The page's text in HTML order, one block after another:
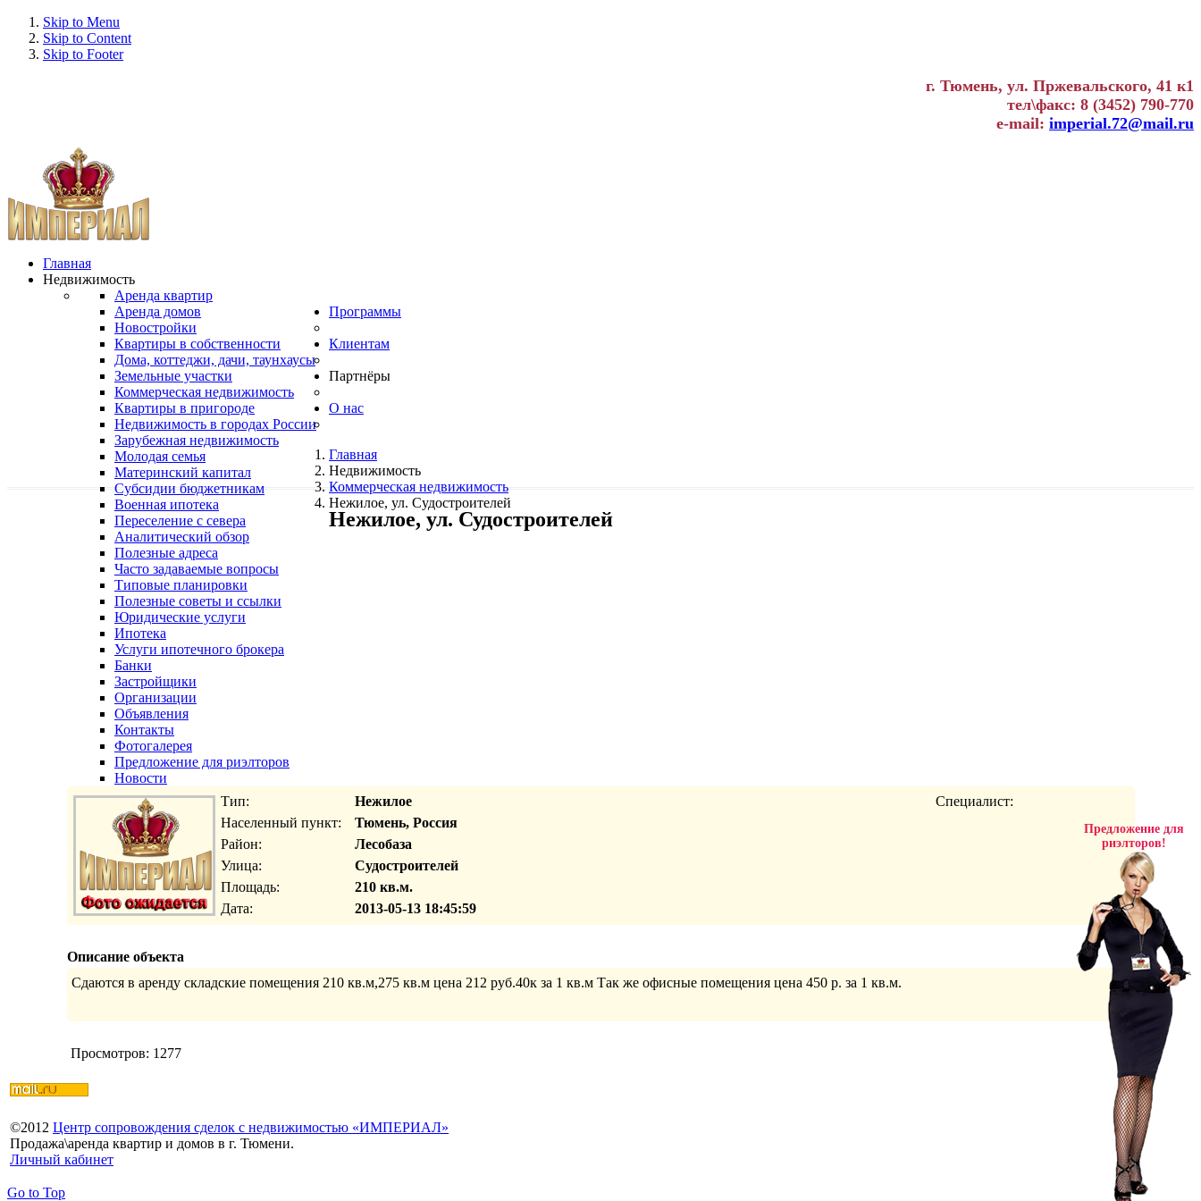
Skip to Menu
Skip to Content
Skip to Footer
г. Тюмень, ул. Пржевальского, 41 к1
тел\факс: 8 (3452) 790-770
e-mail: imperial.72@mail.ru
Главная
Недвижимость
Аренда квартир
Аренда домов
Новостройки
Квартиры в собственности
Дома, коттеджи, дачи, таунхаусы
Земельные участки
Коммерческая недвижимость
Квартиры в пригороде
Недвижимость в городах России
Зарубежная недвижимость
Программы
Молодая семья
Материнский капитал
Субсидии бюджетникам
Военная ипотека
Переселение с севера
Клиентам
Аналитический обзор
Полезные адреса
Часто задаваемые вопросы
Типовые планировки
Полезные советы и ссылки
Юридические услуги
Ипотека
Услуги ипотечного брокера
Партнёры
Банки
Застройщики
Организации
О нас
Объявления
Контакты
Фотогалерея
Предложение для риэлторов
Новости
Главная
Недвижимость
Коммерческая недвижимость
Нежилое, ул. Судостроителей
Нежилое, ул. Судостроителей
Тип:
Нежилое
Населенный пункт:
Тюмень, Россия
Район:
Лесобаза
Улица:
Судостроителей
Площадь:
210 кв.м.
Дата:
2013-05-13 18:45:59
Специалист:
Описание объекта
Сдаются в аренду складские помещения 210 кв.м,275 кв.м цена 212 руб.40к за 1 кв.м Так же офисные помещения цена 450 р. за 1 кв.м.
Просмотров: 1277
Предложение для
риэлторов!
©2012 Центр сопровождения сделок с недвижимостью «ИМПЕРИАЛ»
Продажа\аренда квартир и домов в г. Тюмени.
Личный кабинет
Go to Top